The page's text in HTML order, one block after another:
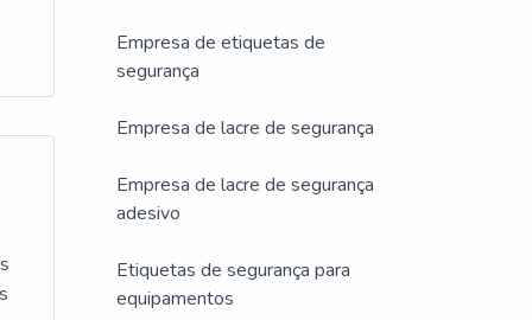
Empresa de etiquetas de
segurança
Empresa de lacre de segurança
Empresa de lacre de segurança
adesivo
Etiquetas de segurança para
equipamentos